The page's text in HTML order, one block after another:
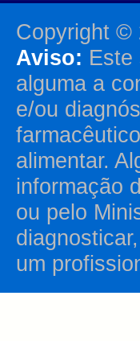
Copyright ©
Aviso: Este
alguma a
e/ou
alimentar.
informação
ou pelo
um